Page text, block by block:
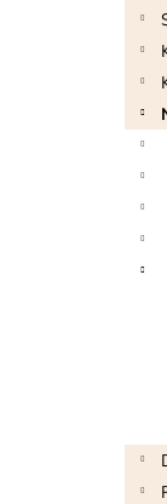
3 €